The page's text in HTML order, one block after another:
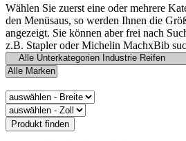
Wählen Sie zuerst eine oder mehrere
den Menüsaus, so werden Ihnen die
angezeigt. Sie können aber frei nach
z.B. Stapler oder Michelin MachxBib